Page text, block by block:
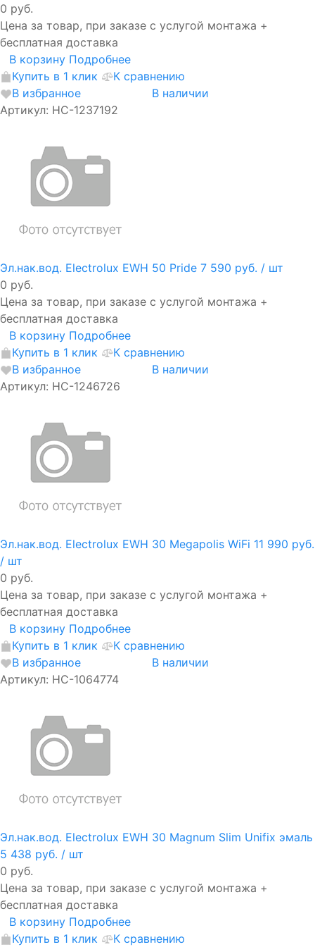
0 руб.
Цена за товар, при заказе с услугой монтажа +
бесплатная доставка
В корзину Подробнее
Купить в 1 клик
К сравнению
В избранное
В наличии
Артикул: НС-1237192
Эл.нак.вод. Electrolux EWH 50 Pride 7 590 руб. / шт
0 руб.
Цена за товар, при заказе с услугой монтажа +
бесплатная доставка
В корзину Подробнее
Купить в 1 клик
К сравнению
В избранное
В наличии
Артикул: НС-1246726
Эл.нак.вод. Electrolux EWH 30 Megapolis WiFi 11 990 руб.
/ шт
0 руб.
Цена за товар, при заказе с услугой монтажа +
бесплатная доставка
В корзину Подробнее
Купить в 1 клик
К сравнению
В избранное
В наличии
Артикул: НС-1064774
Эл.нак.вод. Electrolux EWH 30 Magnum Slim Unifix эмаль
5 438 руб. / шт
0 руб.
Цена за товар, при заказе с услугой монтажа +
бесплатная доставка
В корзину Подробнее
Купить в 1 клик
К сравнению